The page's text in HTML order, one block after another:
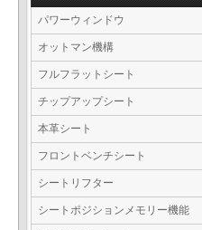
パワーウィンドウ
オットマン機構
フルフラットシート
チップアップシート
本革シート
フロントベンチシート
シートリフター
シートポジションメモリー機能